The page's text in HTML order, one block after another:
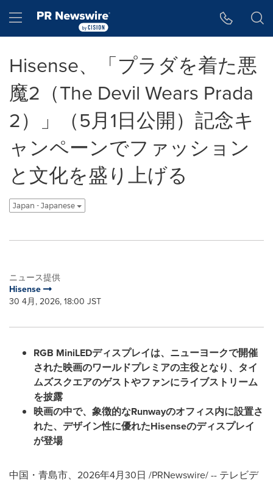
Hamburger menu
Hisense、「プラダを着た悪
魔2（The Devil Wears Prada
2）」（5月1日公開）記念キ
ャンペーンでファッション
と文化を盛り上げる
Japan - Japanese
ニュース提供
Hisense
30 4月, 2026, 18:00 JST
RGB MiniLEDディスプレイは、ニューヨークで開催
された映画のワールドプレミアの主役となり、タイ
ムズスクエアのゲストやファンにライブストリーム
を披露
映画の中で、象徴的なRunwayのオフィス内に設置さ
れた、デザイン性に優れたHisenseのディスプレイ
が登場
中国・青島市、2026年4月30日 /PRNewswire/ -- テレビデ